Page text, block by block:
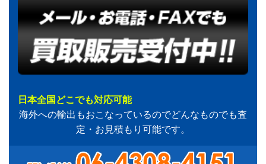
日本全国どこでも対応可能
海外への輸出もおこなっているのでどんなものでも査
定・お見積もり可能です。